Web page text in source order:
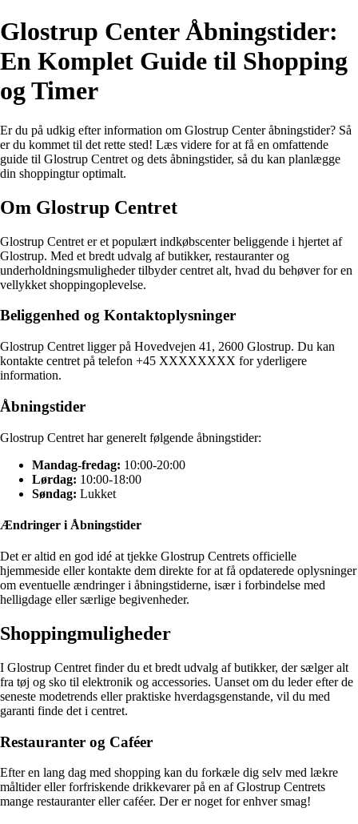
Glostrup Center Åbningstider:
En Komplet Guide til Shopping
og Timer
Er du på udkig efter information om Glostrup Center åbningstider? Så
er du kommet til det rette sted! Læs videre for at få en omfattende
guide til Glostrup Centret og dets åbningstider, så du kan planlægge
din shoppingtur optimalt.
Om Glostrup Centret
Glostrup Centret er et populært indkøbscenter beliggende i hjertet af
Glostrup. Med et bredt udvalg af butikker, restauranter og
underholdningsmuligheder tilbyder centret alt, hvad du behøver for en
vellykket shoppingoplevelse.
Beliggenhed og Kontaktoplysninger
Glostrup Centret ligger på Hovedvejen 41, 2600 Glostrup. Du kan
kontakte centret på telefon +45 XXXXXXXX for yderligere
information.
Åbningstider
Glostrup Centret har generelt følgende åbningstider:
Mandag-fredag: 10:00-20:00
Lørdag: 10:00-18:00
Søndag: Lukket
Ændringer i Åbningstider
Det er altid en god idé at tjekke Glostrup Centrets officielle
hjemmeside eller kontakte dem direkte for at få opdaterede oplysninger
om eventuelle ændringer i åbningstiderne, især i forbindelse med
helligdage eller særlige begivenheder.
Shoppingmuligheder
I Glostrup Centret finder du et bredt udvalg af butikker, der sælger alt
fra tøj og sko til elektronik og accessories. Uanset om du leder efter de
seneste modetrends eller praktiske hverdagsgenstande, vil du med
garanti finde det i centret.
Restauranter og Caféer
Efter en lang dag med shopping kan du forkæle dig selv med lækre
måltider eller forfriskende drikkevarer på en af Glostrup Centrets
mange restauranter eller caféer. Der er noget for enhver smag!